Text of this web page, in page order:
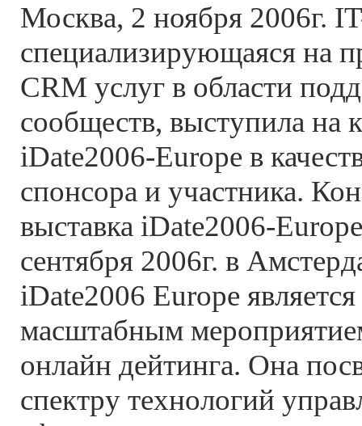
Москва, 2 ноября 2006г.
специализирующаяся на
CRM услуг в области
сообществ, выступила на
iDate2006-Europe в
спонсора и участника.
выставка iDate2006-
сентября 2006г. в
iDate2006 Europe
масштабным
онлайн дейтинга. Она
спектру технологий